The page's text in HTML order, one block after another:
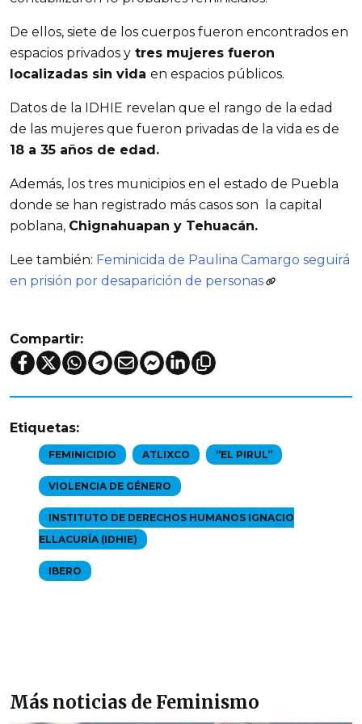
De ellos, siete de los cuerpos fueron encontrados en
espacios privados y tres mujeres fueron
localizadas sin vida en espacios públicos.
Datos de la IDHIE revelan que el rango de la edad
de las mujeres que fueron privadas de la vida es de
18 a 35 años de edad.
Además, los tres municipios en el estado de Puebla
donde se han registrado más casos son la capital
poblana, Chignahuapan y Tehuacán.
Lee también: Feminicida de Paulina Camargo seguirá
en prisión por desaparición de personas
Compartir:
Etiquetas:
FEMINICIDIO ATLIXCO “EL PIRUL”
VIOLENCIA DE GÉNERO
INSTITUTO DE DERECHOS HUMANOS IGNACIO
ELLACURÍA (IDHIE)
IBERO
Más noticias de Feminismo